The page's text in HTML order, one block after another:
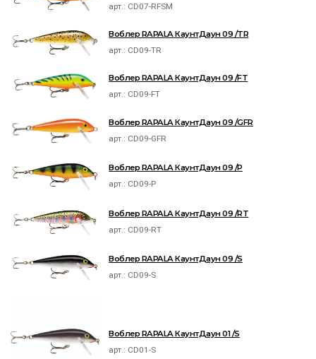
арт.: CD07-RFSM
Воблер RAPALA КаунтДаун 09 /TR
арт.: CD09-TR
Воблер RAPALA КаунтДаун 09 /FT
арт.: CD09-FT
Воблер RAPALA КаунтДаун 09 /GFR
арт.: CD09-GFR
Воблер RAPALA КаунтДаун 09 /P
арт.: CD09-P
Воблер RAPALA КаунтДаун 09 /RT
арт.: CD09-RT
Воблер RAPALA КаунтДаун 09 /S
арт.: CD09-S
Воблер RAPALA КаунтДаун 01 /S
арт.: CD01-S